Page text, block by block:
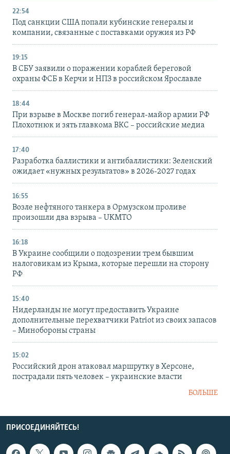
22:54
Под санкции США попали кубинские генералы и
компании, связанные с поставками оружия из РФ
19:15
В СБУ заявили о поражении кораблей береговой
охраны ФСБ в Керчи и НПЗ в российском Ярославле
18:44
При взрыве в Москве погиб генерал-майор армии РФ
Плохотнюк и зять главкома ВКС – российские медиа
17:40
Разработка баллистики и антибаллистики: Зеленский
ожидает «нужных результатов» в 2026-2027 годах
16:55
Возле нефтяного танкера в Ормузском проливе
произошли два взрыва – UKMTO
16:18
В Украине сообщили о подозрении трем бывшим
налоговикам из Крыма, которые перешли на сторону
РФ
15:40
Нидерланды не могут предоставить Украине
дополнительные перехватчики Patriot из своих запасов
– Минобороны страны
15:02
Российский дрон атаковал маршрутку в Херсоне,
пострадали пять человек – украинские власти
БОЛЬШЕ
ПРИСОЕДИНЯЙТЕСЬ!